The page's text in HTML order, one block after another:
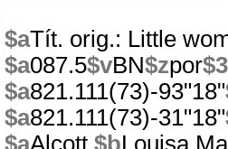
$aTít. orig.: Little
$a087.5$vBN$zpor$3
$a821.111(73)-93"18"
$a821.111(73)-31"18"
$aAlcott,$bLouisa